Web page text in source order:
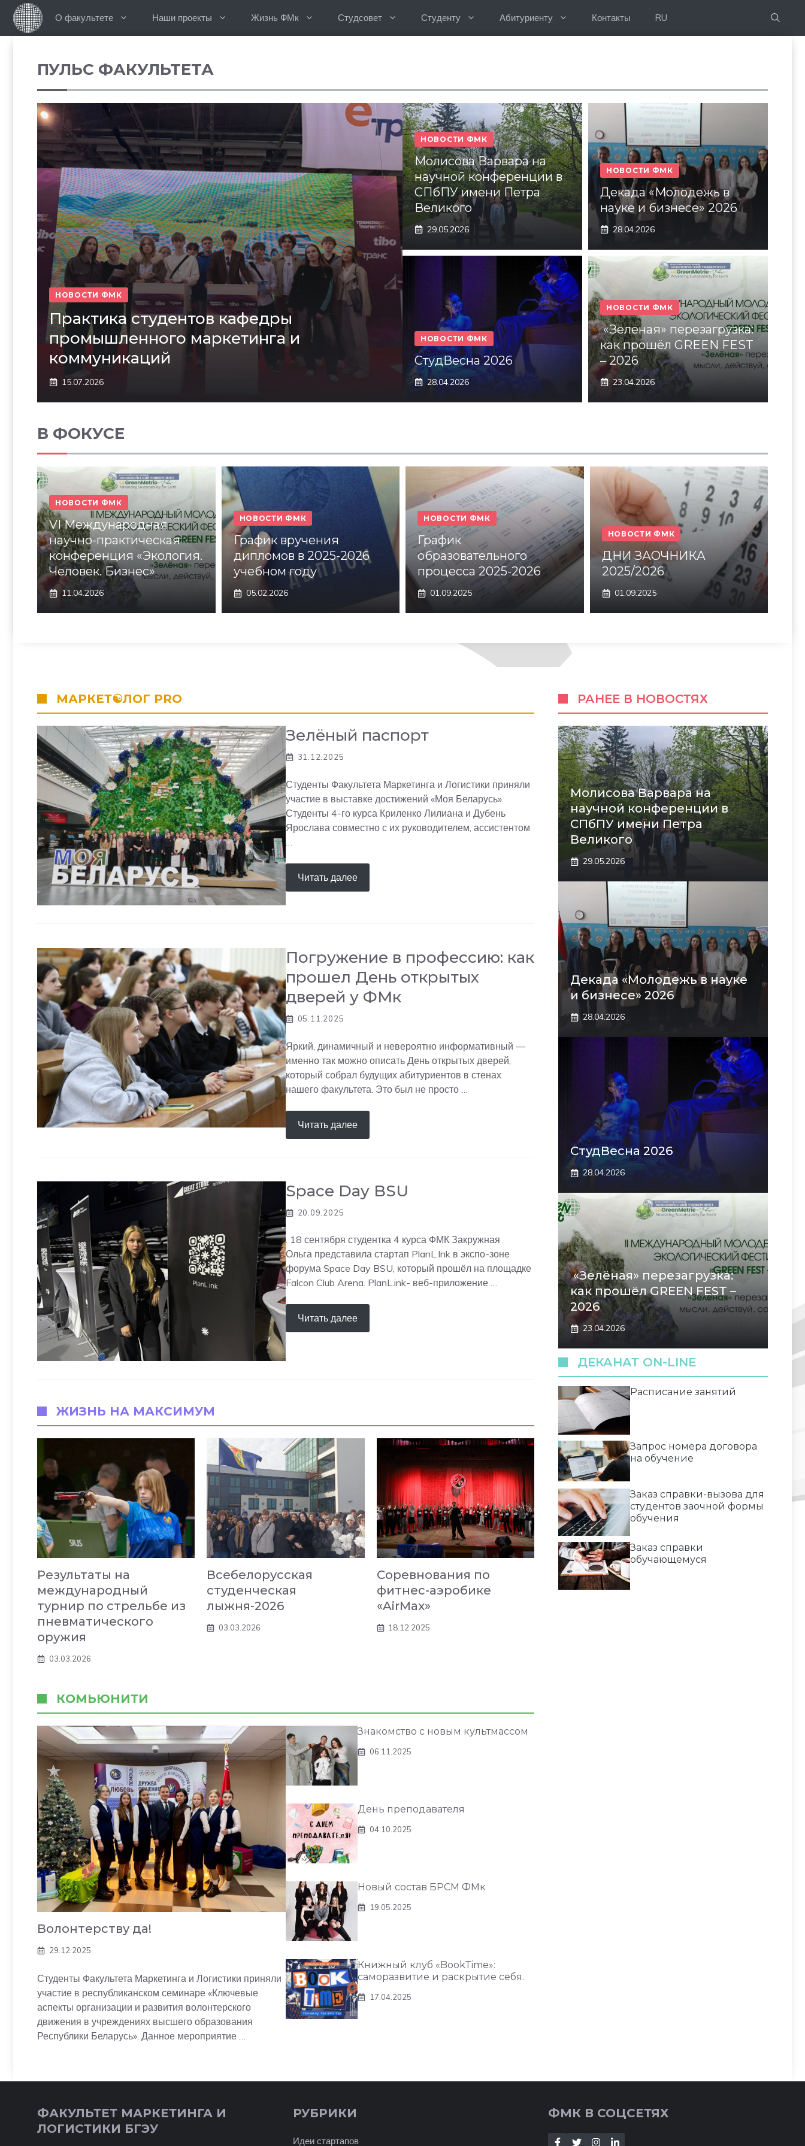
Перейти
содержимому
О факультете Наши проекты Жизнь ФМк Студсовет Студенту Абитуриенту Контакты RU
ПУЛЬС ФАКУЛЬТЕТА
НОВОСТИ ФМК
Практика студентов кафедры
промышленного маркетинга и
коммуникаций
15.07.2026
НОВОСТИ ФМК
Молисова Варвара на
научной конференции в
СПбПУ имени Петра
Великого
29.05.2026
НОВОСТИ ФМК
Декада «Молодежь в
науке и бизнесе» 2026
28.04.2026
НОВОСТИ ФМК
СтудВесна 2026
28.04.2026
НОВОСТИ ФМК
«Зелёная» перезагрузка:
как прошёл GREEN FEST
– 2026
23.04.2026
В ФОКУСЕ
НОВОСТИ ФМК
VI Международная
научно-практическая
конференция «Экология.
Человек. Бизнес»
11.04.2026
НОВОСТИ ФМК
График вручения
дипломов в 2025-2026
учебном году
05.02.2026
НОВОСТИ ФМК
График
образовательного
процесса 2025-2026
01.09.2025
НОВОСТИ ФМК
ДНИ ЗАОЧНИКА
2025/2026
01.09.2025
МАРКЕТ☯ЛОГ PRO
Зелёный паспорт
31.12.2025
Студенты Факультета Маркетинга и Логистики приняли
участие в выставке достижений «Моя Беларусь».
Студенты 4-го курса Криленко Лилиана и Дубень
Ярослава совместно с их руководителем, ассистентом
Читать далее
Погружение в профессию: как
прошел День открытых
дверей у ФМк
05.11.2025
Яркий, динамичный и невероятно информативный —
именно так можно описать День открытых дверей,
который собрал будущих абитуриентов в стенах
нашего факультета. Это был не просто …
Читать далее
Space Day BSU
20.09.2025
. 18 сентября студентка 4 курса ФМК Закружная
Ольга представила стартап PlanL.Ink в экспо-зоне
форума Space Day BSU, который прошёл на площадке
Falcon Club Arena. PlanL.ink- веб-приложение …
Читать далее
ЖИЗНЬ НА МАКСИМУМ
Результаты на
международный
турнир по стрельбе из
пневматического
оружия
03.03.2026
Всебелорусская
студенческая
лыжня-2026
03.03.2026
Соревнования по
фитнес-аэробике
«AirMax»
18.12.2025
КОМЬЮНИТИ
Волонтерству да!
29.12.2025
Студенты Факультета Маркетинга и Логистики приняли
участие в республиканском семинаре «Ключевые
аспекты организации и развития волонтерского
движения в учреждениях высшего образования
Республики Беларусь». Данное мероприятие …
Знакомство с новым культмассом
06.11.2025
День преподавателя
04.10.2025
Новый состав БРСМ ФМк
19.05.2025
Книжный клуб «BookTime»:
саморазвитие и раскрытие себя.
17.04.2025
РАНЕЕ В НОВОСТЯХ
Молисова Варвара на
научной конференции в
СПбПУ имени Петра
Великого
29.05.2026
Декада «Молодежь в науке
и бизнесе» 2026
28.04.2026
СтудВесна 2026
28.04.2026
«Зелёная» перезагрузка:
как прошёл GREEN FEST –
2026
23.04.2026
ДЕКАНАТ ON-LINE
Расписание занятий
Запрос номера договора
на обучение
Заказ справки-вызова для
студентов заочной формы
обучения
Заказ справки
обучающемуся
ФАКУЛЬТЕТ МАРКЕТИНГА И
ЛОГИСТИКИ БГЭУ
РУБРИКИ
Идеи стартапов
ФМК В СОЦСЕТЯХ